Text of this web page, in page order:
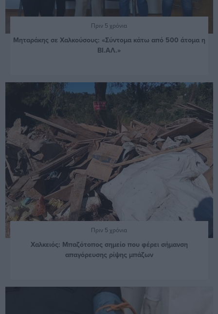
Πριν 5 χρόνια
Μηταράκης σε Χαλκούσους: «Σύντομα κάτω από 500 άτομα η
ΒΙ.ΑΛ.»
Πριν 5 χρόνια
Χαλκειός: Μπαζότοπος σημείο που φέρει σήμανση
απαγόρευσης ρίψης μπάζων